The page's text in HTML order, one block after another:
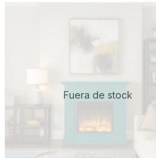
Fuera de stock